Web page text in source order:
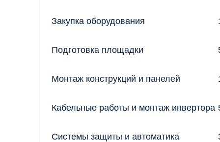
Закупка оборудования
Подготовка площадки
Монтаж конструкций и панелей
Кабельные работы и монтаж инвертора
Системы защиты и автоматика